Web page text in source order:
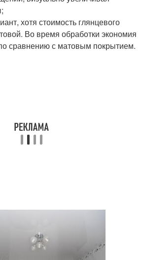
хотя стоимость глянцевого
Во время обработки экономия
сравнению с матовым покрытием.